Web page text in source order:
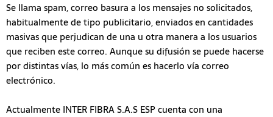
Se llama spam, correo basura a los mensajes no solicitados,
habitualmente de tipo publicitario, enviados en cantidades
masivas que perjudican de una u otra manera a los usuarios
que reciben este correo. Aunque su difusión se puede hacerse
por distintas vías, lo más común es hacerlo vía correo
electrónico.
Actualmente INTER FIBRA S.A.S ESP cuenta con una